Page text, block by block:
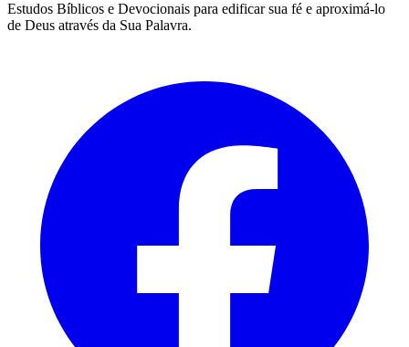
Estudos Bíblicos e Devocionais para edificar sua fé e aproximá-lo
de Deus através da Sua Palavra.